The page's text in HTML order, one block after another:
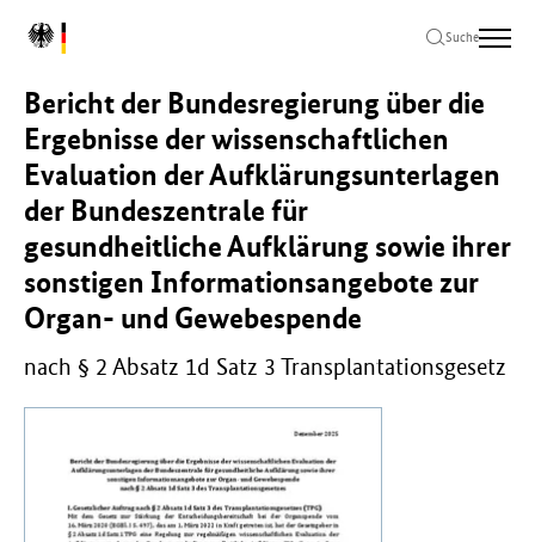
Hauptinhalt
springen
Hauptnavigation
springen
Seitenende
springen
L
o
B
u
n
d
s
m
i
n
i
t
Suche
Bericht der Bundesregierung über die
Ergebnisse der wissenschaftlichen
Evaluation der Aufklärungsunterlagen
der Bundeszentrale für
gesundheitliche Aufklärung sowie ihrer
sonstigen Informationsangebote zur
Organ- und Gewebespende
nach § 2 Absatz 1d Satz 3 Transplantationsgesetz